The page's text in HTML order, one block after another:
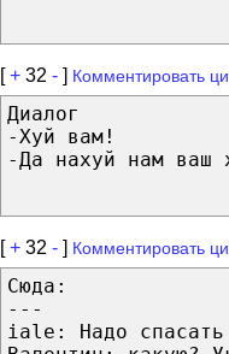
[+ 32 - ] Комментировать
Диалог
-Хуй вам!
-Да нахуй нам ваш
[+ 32 - ] Комментировать
Сюда:
---
iale: Надо спасать